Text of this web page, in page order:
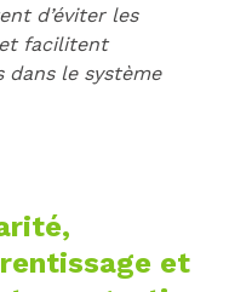
d’éviter les
facilitent
dans le système
et